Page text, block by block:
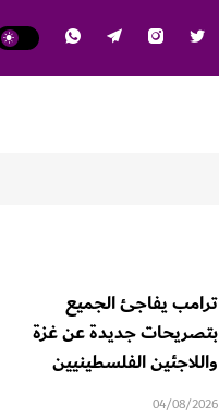
ترامب يفاجئ الجميع
بتصريحات جديدة عن غزة
واللاجئين الفلسطينيين
04/08/2026